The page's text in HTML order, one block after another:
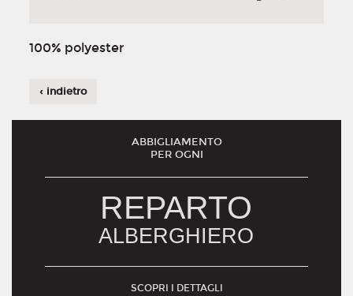
100% polyester
‹ indietro
ABBIGLIAMENTO
PER OGNI
REPARTO
ALBERGHIERO
SCOPRI I DETTAGLI